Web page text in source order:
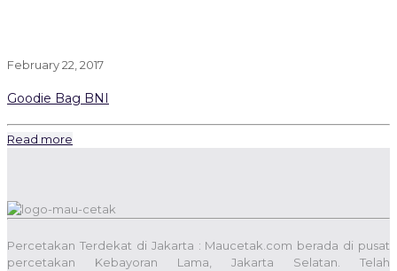
February 22, 2017
Goodie Bag BNI
Read more
Percetakan Terdekat di Jakarta : Maucetak.com berada di pusat
percetakan Kebayoran Lama, Jakarta Selatan. Telah